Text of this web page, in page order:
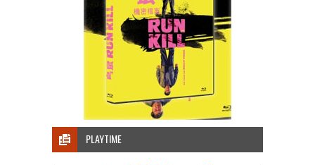
PLAYTIME